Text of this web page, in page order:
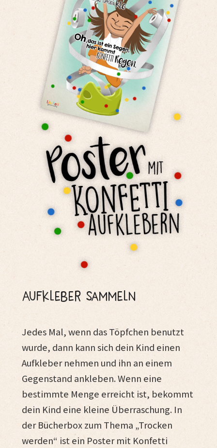
Aufkleber sammeln
Jedes Mal, wenn das Töpfchen benutzt
wurde, dann kann sich dein Kind einen
Aufkleber nehmen und ihn an einem
Gegenstand ankleben. Wenn eine
bestimmte Menge erreicht ist, bekommt
dein Kind eine kleine Überraschung. In
der Bücherbox zum Thema „Trocken
werden“ ist ein Poster mit Konfetti